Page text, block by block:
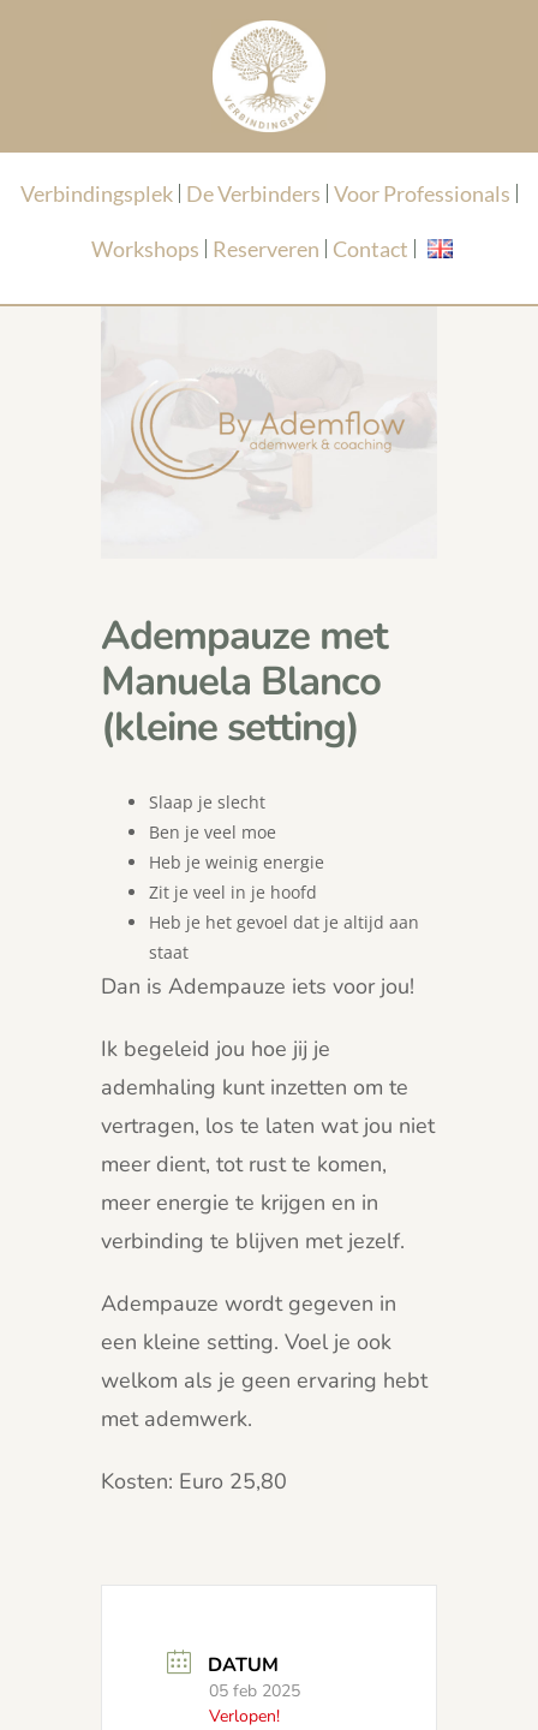
Verbindingsplek De Verbinders Voor Professionals
Workshops Reserveren Contact
Adempauze met
Manuela Blanco
(kleine setting)
Slaap je slecht
Ben je veel moe
Heb je weinig energie
Zit je veel in je hoofd
Heb je het gevoel dat je altijd aan
staat
Dan is Adempauze iets voor jou!
Ik begeleid jou hoe jij je
ademhaling kunt inzetten om te
vertragen, los te laten wat jou niet
meer dient, tot rust te komen,
meer energie te krijgen en in
verbinding te blijven met jezelf.
Adempauze wordt gegeven in
een kleine setting. Voel je ook
welkom als je geen ervaring hebt
met ademwerk.
Kosten: Euro 25,80
DATUM
05 feb 2025
Verlopen!